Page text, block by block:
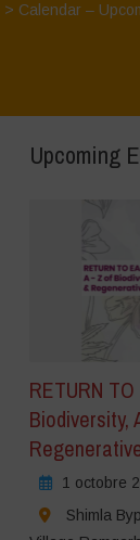
> Calendar –
Upcoming
RETURN
Biodiversity,
1 octobre
Shimla